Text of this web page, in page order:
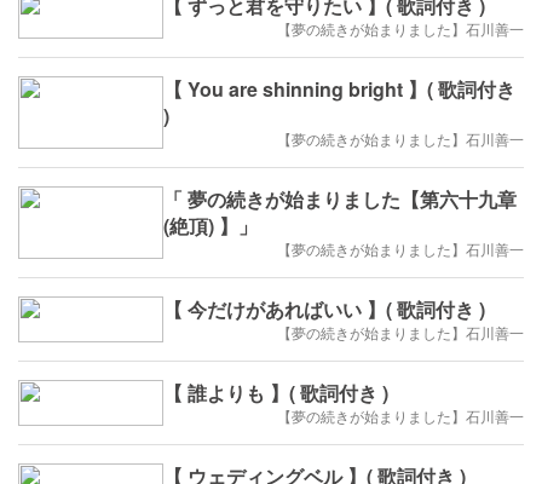
【 ずっと君を守りたい 】( 歌詞付き )
【夢の続きが始まりました】石川善一
【 You are shinning bright 】( 歌詞付き
)
【夢の続きが始まりました】石川善一
「 夢の続きが始まりました【第六十九章
(絶頂) 】」
【夢の続きが始まりました】石川善一
【 今だけがあればいい 】( 歌詞付き )
【夢の続きが始まりました】石川善一
【 誰よりも 】( 歌詞付き )
【夢の続きが始まりました】石川善一
【 ウェディングベル 】( 歌詞付き )